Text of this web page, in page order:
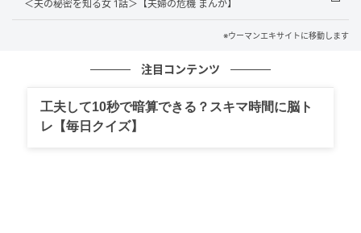
＜夫の秘密を知る女 1話＞【夫婦の危機 まんが】
※ウーマンエキサイトに移動します
注目コンテンツ
工夫して10秒で暗算できる？スキマ時間に脳ト
レ【毎日クイズ】